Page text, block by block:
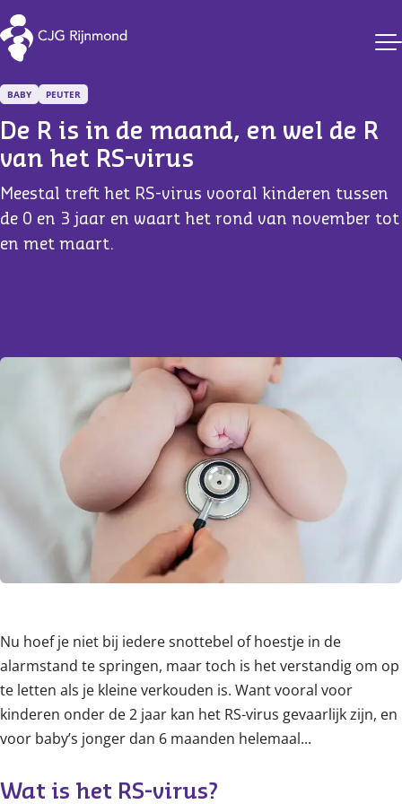
CJG Rijnmond
BABY PEUTER
De R is in de maand, en wel de R
van het RS-virus
Meestal treft het RS-virus vooral kinderen tussen
de 0 en 3 jaar en waart het rond van november tot
en met maart.
Nu hoef je niet bij iedere snottebel of hoestje in de
alarmstand te springen, maar toch is het verstandig om op
te letten als je kleine verkouden is. Want vooral voor
kinderen onder de 2 jaar kan het RS-virus gevaarlijk zijn, en
voor baby’s jonger dan 6 maanden helemaal...
Wat is het RS-virus?